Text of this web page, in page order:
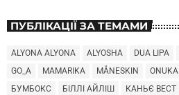
ПУБЛІКАЦІЇ ЗА ТЕМАМИ
ALYONA ALYONA ALYOSHA DUA LIPA
GO_A
MAMARIKA MÅNESKIN ONUKA
БУМБОКС
БІЛЛІ АЙЛІШ КАНЬЄ ВЕСТ